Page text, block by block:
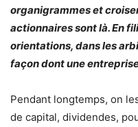
organigrammes et
actionnaires sont là. En
orientations, dans les
façon dont une
Pendant longtemps, on
de capital, dividendes,